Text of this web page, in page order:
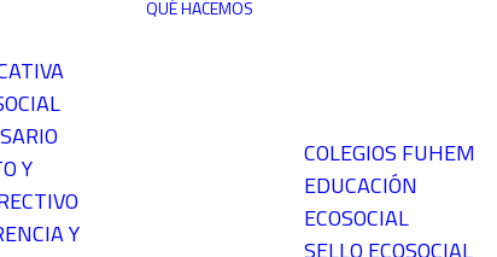
Y
Y
QUÉ HACEMOS
COLEGIOS FUHEM
EDUCACIÓN
ECOSOCIAL
SELLO ECOSOCIAL